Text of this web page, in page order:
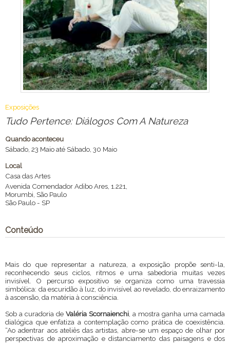
Exposições
Tudo Pertence: Diálogos Com A Natureza
Quando aconteceu
Sábado, 23 Maio até Sábado, 30 Maio
Local
Casa das Artes
Avenida Comendador Adibo Ares, 1.221,
Morumbi, São Paulo
São Paulo - SP
Conteúdo
Mais do que representar a natureza, a exposição propõe senti-la,
reconhecendo seus ciclos, ritmos e uma sabedoria muitas vezes
invisível. O percurso expositivo se organiza como uma travessia
simbólica: da escuridão à luz, do invisível ao revelado, do enraizamento
à ascensão, da matéria à consciência.
Sob a curadoria de Valéria Scornaienchi , a mostra ganha uma camada
dialógica que enfatiza a contemplação como prática de coexistência.
“Ao adentrar aos ateliês das artistas, abre-se um espaço de olhar por
perspectivas de aproximação e distanciamento das paisagens e dos